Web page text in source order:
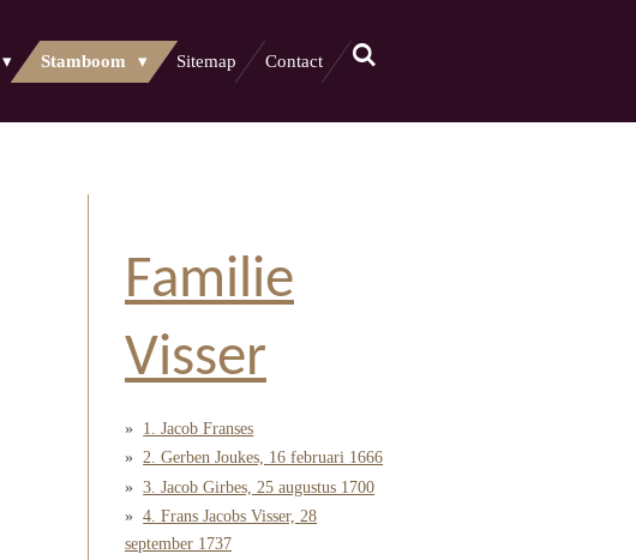
Stamboom Sitemap Contact
Familie
Visser
1. Jacob Franses
2. Gerben Joukes, 16 februari 1666
3. Jacob Girbes, 25 augustus 1700
4. Frans Jacobs Visser, 28
september 1737